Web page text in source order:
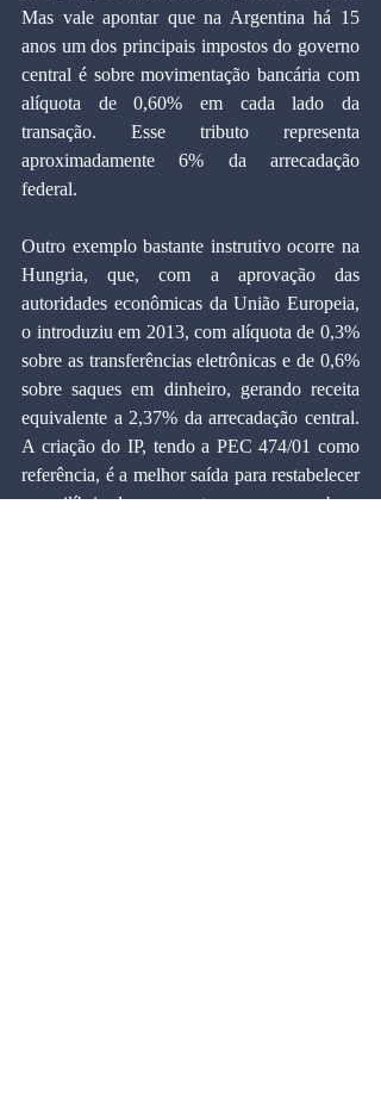
Mas vale apontar que na Argentina há 15
anos um dos principais impostos do governo
central é sobre movimentação bancária com
alíquota de 0,60% em cada lado da
transação. Esse tributo representa
aproximadamente 6% da arrecadação
federal.
Outro exemplo bastante instrutivo ocorre na
Hungria, que, com a aprovação das
autoridades econômicas da União Europeia,
o introduziu em 2013, com alíquota de 0,3%
sobre as transferências eletrônicas e de 0,6%
sobre saques em dinheiro, gerando receita
equivalente a 2,37% da arrecadação central.
A criação do IP, tendo a PEC 474/01 como
referência, é a melhor saída para restabelecer
o equilíbrio do orçamento e serve como base